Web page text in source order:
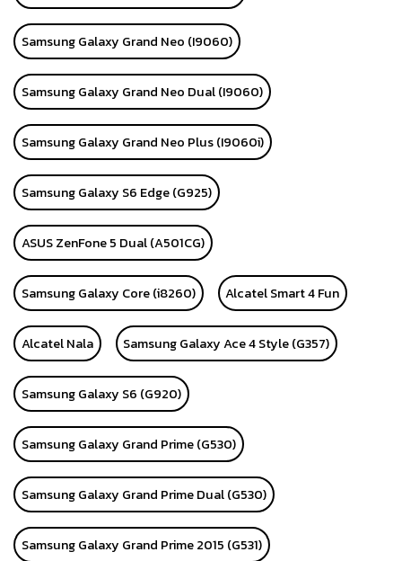
Samsung Galaxy Grand Neo (I9060)
Samsung Galaxy Grand Neo Dual (I9060)
Samsung Galaxy Grand Neo Plus (I9060i)
Samsung Galaxy S6 Edge (G925)
ASUS ZenFone 5 Dual (A501CG)
Samsung Galaxy Core (i8260) Alcatel Smart 4 Fun
Alcatel Nala Samsung Galaxy Ace 4 Style (G357)
Samsung Galaxy S6 (G920)
Samsung Galaxy Grand Prime (G530)
Samsung Galaxy Grand Prime Dual (G530)
Samsung Galaxy Grand Prime 2015 (G531)